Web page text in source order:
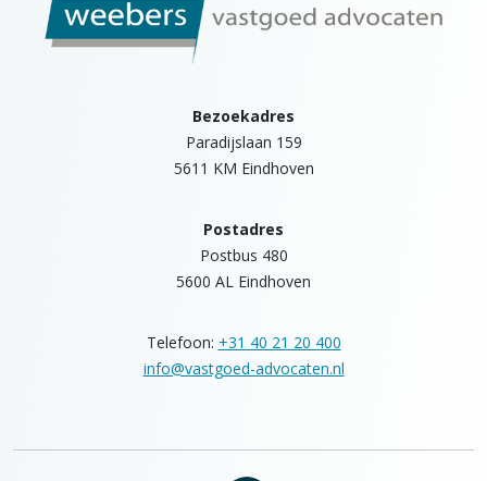
Bezoekadres
Paradijslaan 159
5611 KM Eindhoven
Postadres
Postbus 480
5600 AL Eindhoven
Telefoon: +31 40 21 20 400
info@vastgoed-advocaten.nl